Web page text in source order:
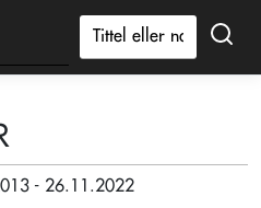
- 26.11.2022